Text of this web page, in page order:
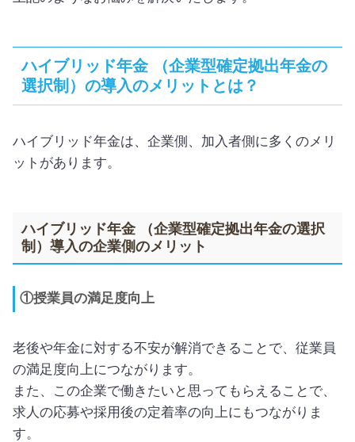
ハイブリッド年金 （企業型確定拠出年金の
選択制）の導入のメリットとは？
ハイブリッド年金は、企業側、加入者側に多くのメリ
ットがあります。
ハイブリッド年金 （企業型確定拠出年金の選択
制）導入の企業側のメリット
①授業員の満足度向上
老後や年金に対する不安が解消できることで、従業員
の満足度向上につながります。
また、この企業で働きたいと思ってもらえることで、
求人の応募や採用後の定着率の向上にもつながりま
す。